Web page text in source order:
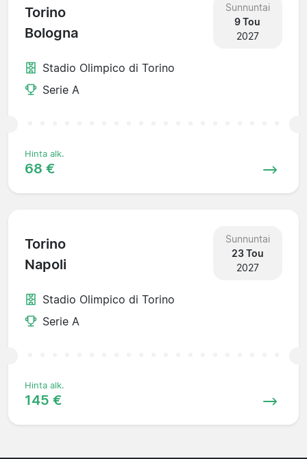
Torino
Bologna
Sunnuntai
9 Tou
2027
Stadio Olimpico di Torino
Serie A
Hinta alk.
68 €
Torino
Napoli
Sunnuntai
23 Tou
2027
Stadio Olimpico di Torino
Serie A
Hinta alk.
145 €